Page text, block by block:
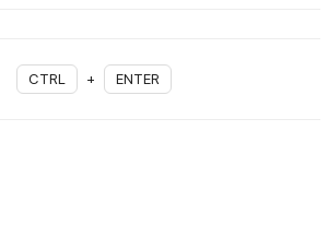
CTRL + ENTER